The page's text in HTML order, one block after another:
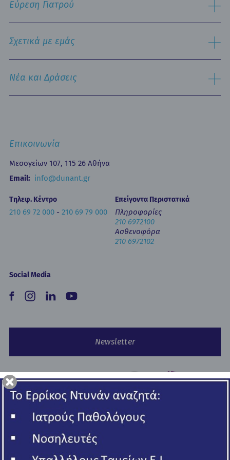
Τμήμα Εξυπηρέτησης Ασθενών
Παθολογικός Τομέας
Ειδικές Μονάδες
Νοσηλευτική Υπηρεσία
Εξωτερικά Ιατρεία
Οne Day Clinic (Ημερήσια Νοσηλεία)
Εύρεση Γιατρού
Αναζήτηση
Σχετικά με εμάς
Ιστορικό
Όραμα & Αποστολή
Πολιτική Ποιότητας
Οικονομικά Μεγέθη
Νέα και Δράσεις
Δελτία Τύπου - Ανακοινώσεις
Εκπαίδευση
Έντυπα
Επικοινωνία
Μεσογείων 107, 115 26 Αθήνα
Email: info@dunant.gr
Τηλεφ. Κέντρο
210 69 72 000- 210 69 79 000
Επείγοντα Περιστατικά
Πληροφορίες
210 6972100
Ασθενοφόρα
210 6972102
Social Media
Newsletter
Copyright © 2026 Ερρίκος Ντυνάν Hospital Center.
All rights reserved